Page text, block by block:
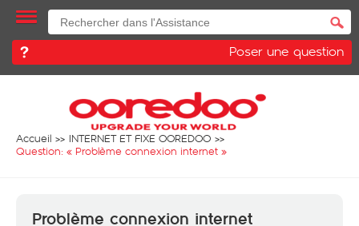
Poser une question
Accueil
INTERNET ET FIXE OOREDOO
Question: « Problème connexion internet »
Problème connexion internet